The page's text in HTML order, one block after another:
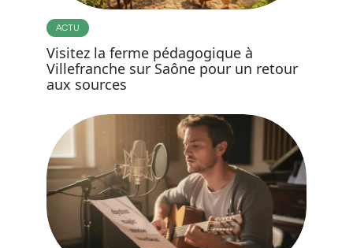
ACTU
Visitez la ferme pédagogique à
Villefranche sur Saône pour un retour
aux sources